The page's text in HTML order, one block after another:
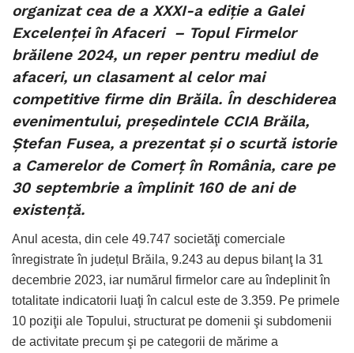
organizat cea de a XXXI-a ediţie a Galei
Excelenței în Afaceri – Topul Firmelor
brăilene 2024, un reper pentru mediul de
afaceri, un clasament al celor mai
competitive firme din Brăila. În deschiderea
evenimentului, președintele CCIA Brăila,
Ștefan Fusea, a prezentat și o scurtă istorie
a Camerelor de Comerț în România, care pe
30 septembrie a împlinit 160 de ani de
existență.
Anul acesta, din cele 49.747 societăţi comerciale
înregistrate în județul Brăila, 9.243 au depus bilanţ la 31
decembrie 2023, iar numărul firmelor care au îndeplinit în
totalitate indicatorii luaţi în calcul este de 3.359. Pe primele
10 poziţii ale Topului, structurat pe domenii şi subdomenii
de activitate precum şi pe categorii de mărime a